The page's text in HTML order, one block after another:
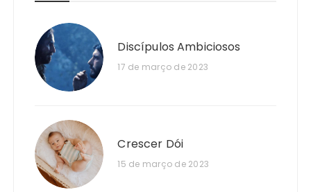
Discípulos Ambiciosos
17 de março de 2023
Crescer Dói
15 de março de 2023